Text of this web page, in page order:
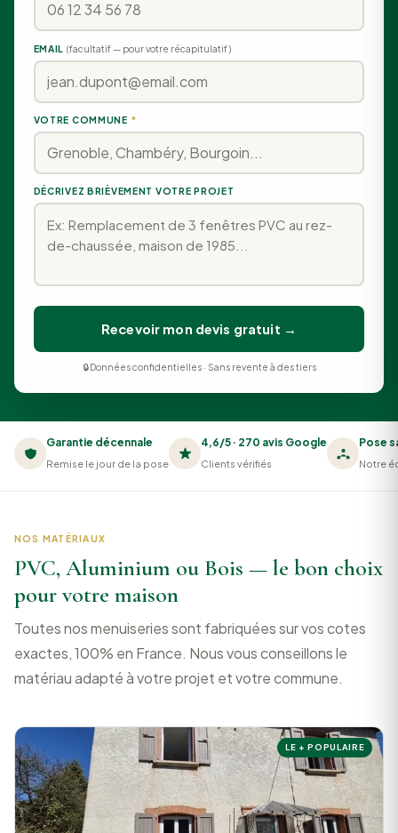
EMAIL (facultatif — pour votre récapitulatif)
VOTRE COMMUNE *
DÉCRIVEZ BRIÈVEMENT VOTRE PROJET
Recevoir mon devis gratuit →
🔒 Données confidentielles · Sans revente à des tiers
Garantie décennale
Remise le jour de la pose
4,6/5 · 270 avis Google
Clients vérifiés
Pose
Notre
NOS MATÉRIAUX
PVC, Aluminium ou Bois — le bon choix
pour votre maison
Toutes nos menuiseries sont fabriquées sur vos cotes
exactes, 100% en France. Nous vous conseillons le
matériau adapté à votre projet et votre commune.
LE + POPULAIRE